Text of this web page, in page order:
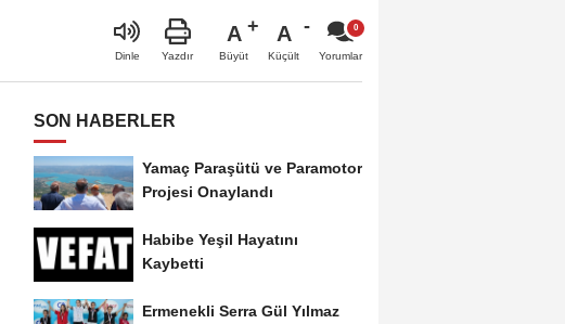
Dinle Yazdır
A
Büyüt
A
Küçült Yorumlar
SON HABERLER
Yamaç Paraşütü ve Paramotor
Projesi Onaylandı
Habibe Yeşil Hayatını
Kaybetti
Ermenekli Serra Gül Yılmaz